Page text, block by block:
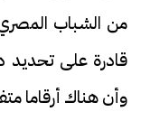
من الشباب
قادرة على تحديد
وأن هناك أرقاما